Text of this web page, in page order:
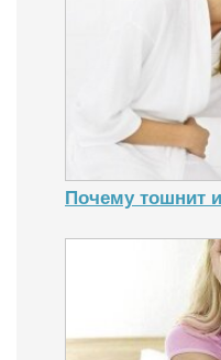
Почему тошнит